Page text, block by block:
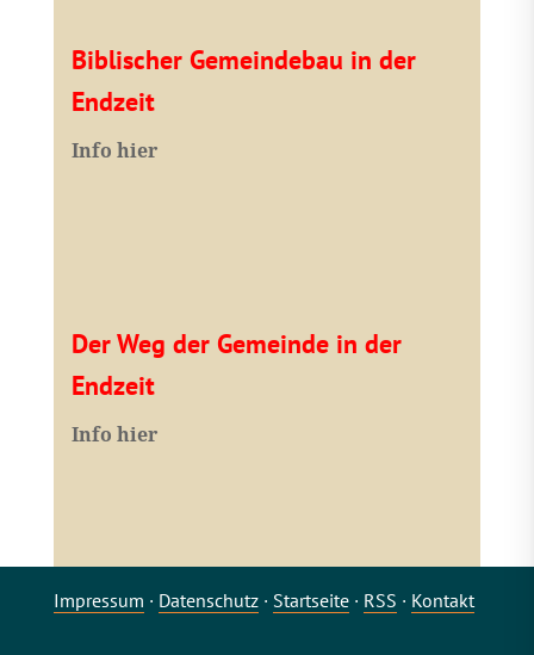
Biblischer Gemeindebau in der
Endzeit
Info hier
Der Weg der Gemeinde in der
Endzeit
Info hier
Impressum · Datenschutz· Startseite· RSS · Kontakt